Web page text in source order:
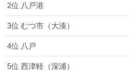
2位 八戸港
3位 むつ市（大湊）
4位 八戸
5位 西津軽（深浦）